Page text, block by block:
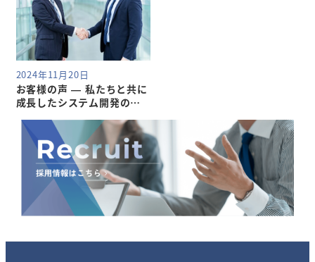
お客様の声 — 私たちと共に
成長したシステム開発の実
2024年11月20日